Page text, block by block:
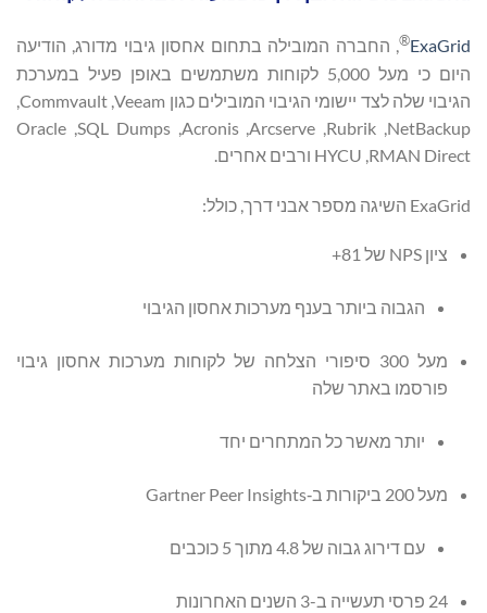
ExaGrid
®, החברה המובילה בתחום אחסון גיבוי מדורג, הודיעה
היום כי מעל 5,000 לקוחות משתמשים באופן פעיל במערכת
‏NetBackup, ‏Rubrik, ‏Arcserve, ‏Acronis, ‏SQL Dumps, ‏Oracle
RMAN Direct, ‏HYCU ורבים אחרים.
ExaGrid השיגה מספר אבני דרך, כולל:
ציון NPS של ‎+81‎
הגבוה ביותר בענף מערכות אחסון הגיבוי
מעל 300 סיפורי הצלחה של לקוחות מערכות אחסון גיבוי
פורסמו באתר שלה
יותר מאשר כל המתחרים יחד
מעל 200 ביקורות ב‑Gartner Peer Insights
עם דירוג גבוה של 4.8 מתוך 5 כוכבים
24 פרסי תעשייה ב-3 השנים האחרונות